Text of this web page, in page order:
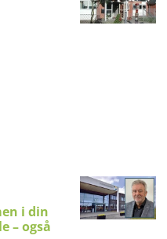
i din
– også